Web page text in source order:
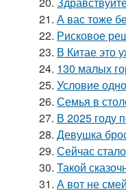
21. А вас тоже
22. Рисковое
23. В Китае это
24. 130 малых
25. Условие
26. Семья в
27. В 2025 году
28. Девушка
29. Сейчас
30. Такой
31. А вот не